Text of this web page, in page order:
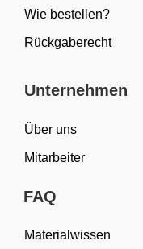
Wie bestellen?
Rückgaberecht
Unternehmen
Über uns
Mitarbeiter
FAQ
Materialwissen